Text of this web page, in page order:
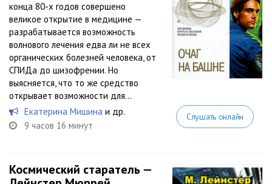
конца 80-х годов совершено
великое открытие в медицине —
разрабатывается возможность
волнового лечения едва ли не всех
органических болезней человека, от
СПИДа до шизофрении. Но
выясняется, что то же средство
открывает возможности для...
Екатерина Мишина и др.
9 часов 16 минут
Слушать онлайн
Космический старатель —